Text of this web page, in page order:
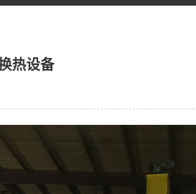
热设备